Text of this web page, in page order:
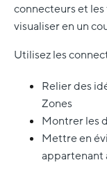
connecteurs et
visualiser en un
Utilisez les
Relier des
Zones
Montrer les
Mettre en
appartenant